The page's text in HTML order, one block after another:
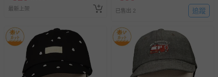
最新上架 已售出 2 追蹤